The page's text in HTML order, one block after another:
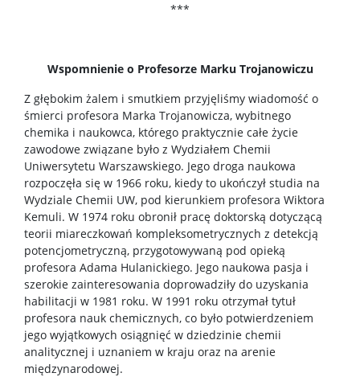
Wykłady z ciekawej chemii
WChemii, czyli lab od podszewki
WChemii, czyli studia od podszewki
Exhibition „Chemistry is all around”
Dla szkół
Dołącz do gry – twórz z nami przyszłość chemii!
Zjazd Dziekanów Wydziałów Chemicznych 2026
***
Wspomnienie o Profesorze Marku Trojanowiczu
Z głębokim żalem i smutkiem przyjęliśmy wiadomość o
śmierci profesora Marka Trojanowicza, wybitnego
chemika i naukowca, którego praktycznie całe życie
zawodowe związane było z Wydziałem Chemii
Uniwersytetu Warszawskiego. Jego droga naukowa
rozpoczęła się w 1966 roku, kiedy to ukończył studia na
Wydziale Chemii UW, pod kierunkiem profesora Wiktora
Kemuli. W 1974 roku obronił pracę doktorską dotyczącą
teorii miareczkowań kompleksometrycznych z detekcją
potencjometryczną, przygotowywaną pod opieką
profesora Adama Hulanickiego. Jego naukowa pasja i
szerokie zainteresowania doprowadziły do uzyskania
habilitacji w 1981 roku. W 1991 roku otrzymał tytuł
profesora nauk chemicznych, co było potwierdzeniem
jego wyjątkowych osiągnięć w dziedzinie chemii
analitycznej i uznaniem w kraju oraz na arenie
międzynarodowej.